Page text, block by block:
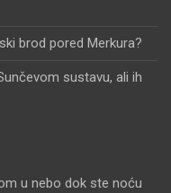
brod pored Merkura?
sustavu, ali ih
u nebo dok ste noću